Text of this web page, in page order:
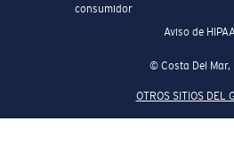
consumidor
Aviso de
© Costa Del Mar,
OTROS SITIOS DEL